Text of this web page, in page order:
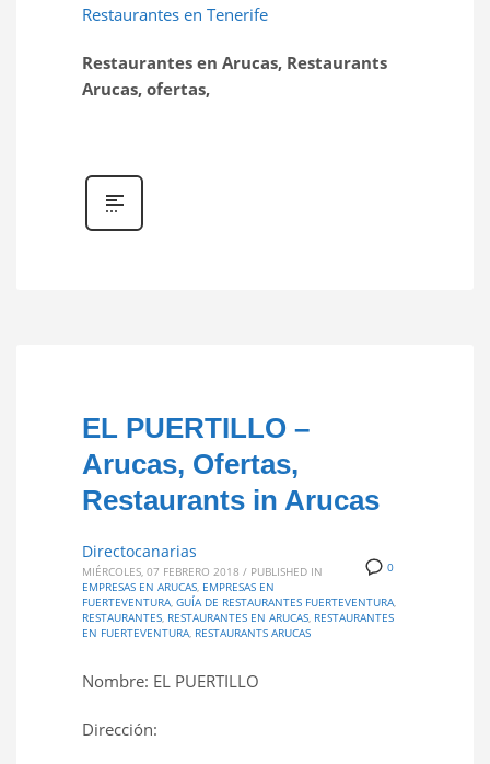
Restaurantes en Tenerife
Restaurantes en Arucas, Restaurants
Arucas, ofertas,
EL PUERTILLO –
Arucas, Ofertas,
Restaurants in Arucas
0
Directocanarias
MIÉRCOLES, 07 FEBRERO 2018 / PUBLISHED IN
EMPRESAS EN ARUCAS EMPRESAS EN
FUERTEVENTURA GUÍA DE RESTAURANTES FUERTEVENTURA
RESTAURANTES RESTAURANTES EN ARUCAS RESTAURANTES
EN FUERTEVENTURA RESTAURANTS ARUCAS
Nombre: EL PUERTILLO
Dirección: